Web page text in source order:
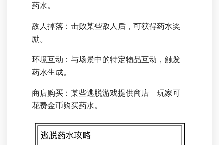
药水。
敌人掉落：击败某些敌人后，可获得药水奖
励。
环境互动：与场景中的特定物品互动，触发
药水生成。
商店购买：某些逃脱游戏提供商店，玩家可
花费金币购买药水。